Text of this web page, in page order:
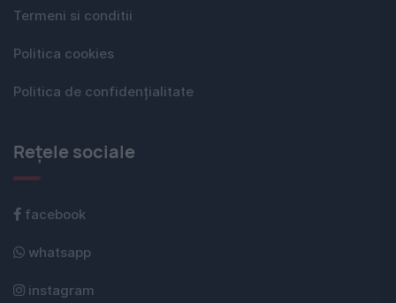
Termeni si conditii
Politica cookies
Politica de confidențialitate
Rețele sociale
facebook
whatsapp
instagram